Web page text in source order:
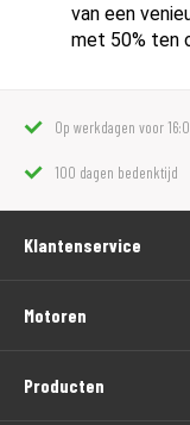
van een
met 50% ten
Op werkdagen voor
100 dagen bedenktijd
Klantenservice
Motoren
Producten